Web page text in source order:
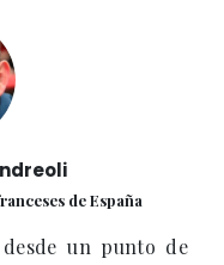
de España
un punto de